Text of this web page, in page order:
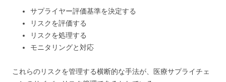
サプライヤー評価基準を決定する
リスクを評価する
リスクを処理する
モニタリングと対応
これらのリスクを管理する横断的な手法が、医療サプライチェ